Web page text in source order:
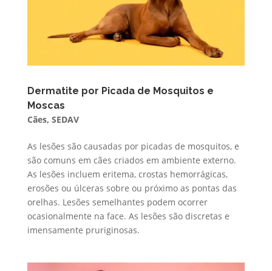
Dermatite por Picada de Mosquitos e
Moscas
Cães, SEDAV
As lesões são causadas por picadas de mosquitos, e
são comuns em cães criados em ambiente externo.
As lesões incluem eritema, crostas hemorrágicas,
erosões ou úlceras sobre ou próximo as pontas das
orelhas. Lesões semelhantes podem ocorrer
ocasionalmente na face. As lesões são discretas e
imensamente pruriginosas.